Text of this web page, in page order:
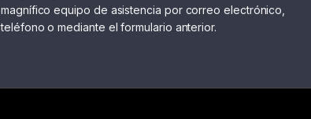
magnífico equipo de asistencia por correo electrónico,
teléfono o mediante el formulario anterior.